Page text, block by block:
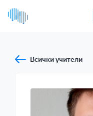
Всички учители